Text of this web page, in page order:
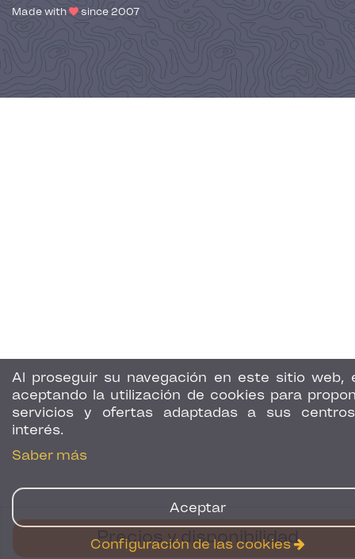
Precios y disponibilidad
Al proseguir su navegación en este sitio web,
aceptando la utilización de cookies para
servicios y ofertas adaptadas a sus
interés.
Saber más
Aceptar
Configuración de las cookies
Made with since 2007